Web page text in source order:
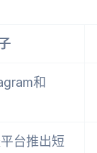
和
台推出短